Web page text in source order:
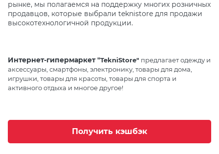
рынке, мы полагаемся на поддержку многих розничных
продавцов, которые выбрали teknistore для продажи
высокотехнологичной продукции.
Интернет-гипермаркет "TekniStore" предлагает одежду и
аксессуары, смартфоны, электронику, товары для дома,
игрушки, товары для красоты, товары для спорта и
активного отдыха и многое другое!
Получить кэшбэк